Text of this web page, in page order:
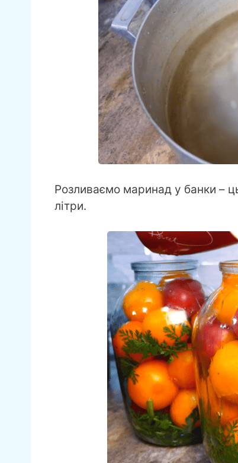
Розливаємо маринад у банки –
літри.